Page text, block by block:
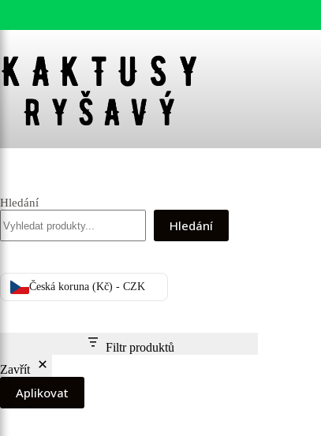
content
Hledání
Hledání
Česká koruna (Kč) - CZK
Filtr produktů
Zavřít
Aplikovat